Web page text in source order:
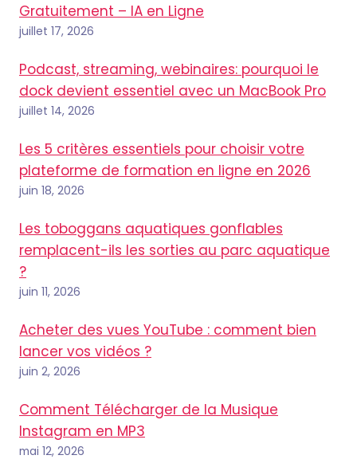
Gratuitement – IA en Ligne
juillet 17, 2026
Podcast, streaming, webinaires: pourquoi le
dock devient essentiel avec un MacBook Pro
juillet 14, 2026
Les 5 critères essentiels pour choisir votre
plateforme de formation en ligne en 2026
juin 18, 2026
Les toboggans aquatiques gonflables
remplacent-ils les sorties au parc aquatique
?
juin 11, 2026
Acheter des vues YouTube : comment bien
lancer vos vidéos ?
juin 2, 2026
Comment Télécharger de la Musique
Instagram en MP3
mai 12, 2026